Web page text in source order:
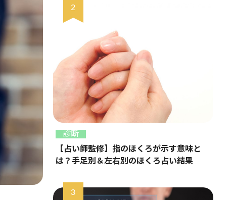
診断
【占い師監修】指のほくろが示す意味と
は？手足別＆左右別のほくろ占い結果